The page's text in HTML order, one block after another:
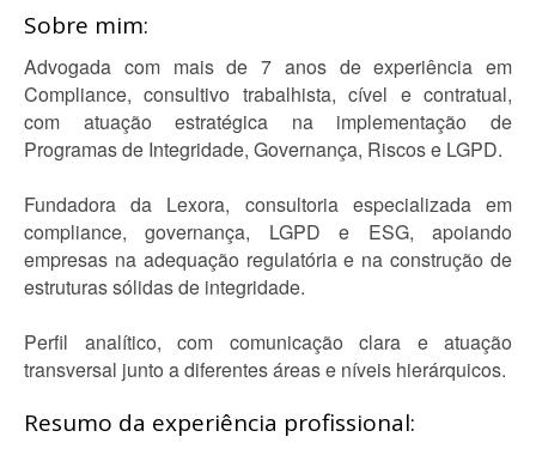
Sobre mim:
Advogada com mais de 7 anos de experiência em
Compliance, consultivo trabalhista, cível e contratual,
com atuação estratégica na implementação de
Programas de Integridade, Governança, Riscos e LGPD.
Fundadora da Lexora, consultoria especializada em
compliance, governança, LGPD e ESG, apoiando
empresas na adequação regulatória e na construção de
estruturas sólidas de integridade.
Perfil analítico, com comunicação clara e atuação
transversal junto a diferentes áreas e níveis hierárquicos.
Resumo da experiência profissional: